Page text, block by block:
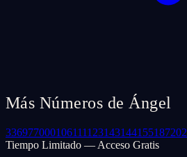
Más Números de Ángel
336977000106111123143144155187202
Tiempo Limitado — Acceso Gratis